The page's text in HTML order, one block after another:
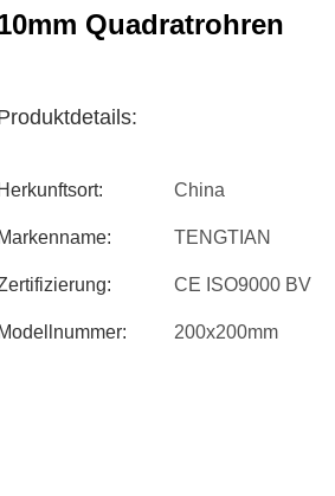
Quadratrohren
Herkunftsort: China
Markenname: TENGTIAN
CE ISO9000 BV
Modellnummer: 200x200mm